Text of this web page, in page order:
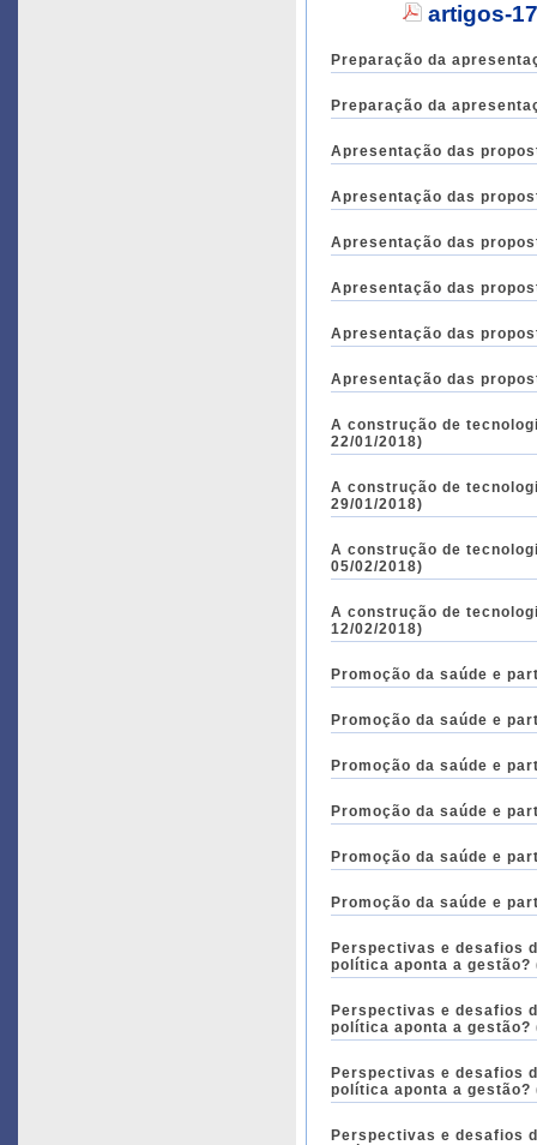
artigos-
Preparação da
Preparação da
Apresentação das
Apresentação das
Apresentação das
Apresentação das
Apresentação das
Apresentação das
A construção de
22/01/2018)
A construção de
29/01/2018)
A construção de
05/02/2018)
A construção de
12/02/2018)
Promoção da saúde e
Promoção da saúde e
Promoção da saúde e
Promoção da saúde e
Promoção da saúde e
Promoção da saúde e
Perspectivas e desafios
política aponta a gestão?
Perspectivas e desafios
política aponta a gestão?
Perspectivas e desafios
política aponta a gestão?
Perspectivas e desafios